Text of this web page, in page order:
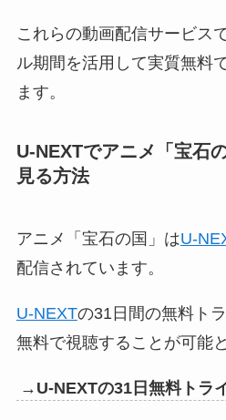
これらの動画配信サービス
ル期間を活用して実質無料
ます。
U-NEXTでアニメ「宝石の
見る方法
アニメ「宝石の国」はU-
配信されています。
U-NEXTの31日間の無料ト
無料で視聴することが可能
→U-NEXTの31日無料トラ